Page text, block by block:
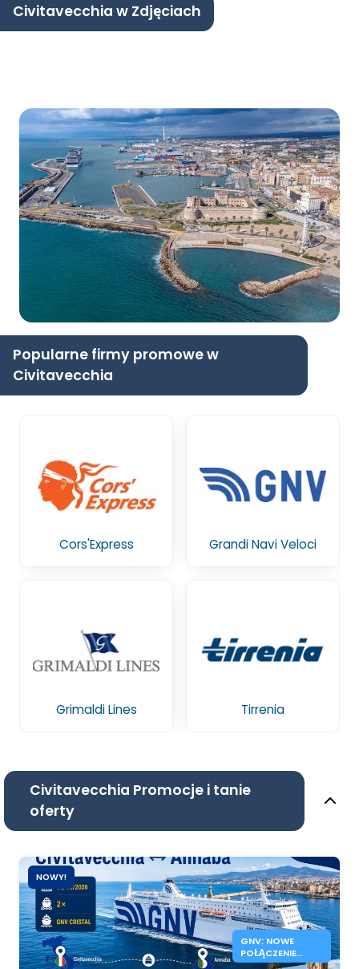
Civitavecchia w Zdjęciach
Popularne firmy promowe w
Civitavecchia
Cors'Express Grandi Navi Veloci
Grimaldi Lines Tirrenia
Civitavecchia Promocje i tanie
oferty
NOWY!
GNV: NOWE
POŁĄCZENIE
PROMOWE